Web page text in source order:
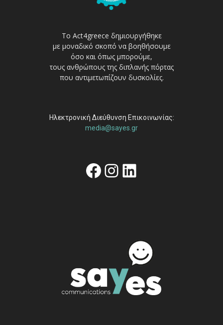
Το Act4greece δημιουργήθηκε
με μοναδικό σκοπό να βοηθήσουμε
όσο και όπως μπορούμε,
τους ανθρώπους της διπλανής πόρτας
που αντιμετωπίζουν δυσκολίες.
Ηλεκτρονική Διεύθυνση Επικοινωνίας:
media@sayes.gr
Facebook
Instagram
Linkedin